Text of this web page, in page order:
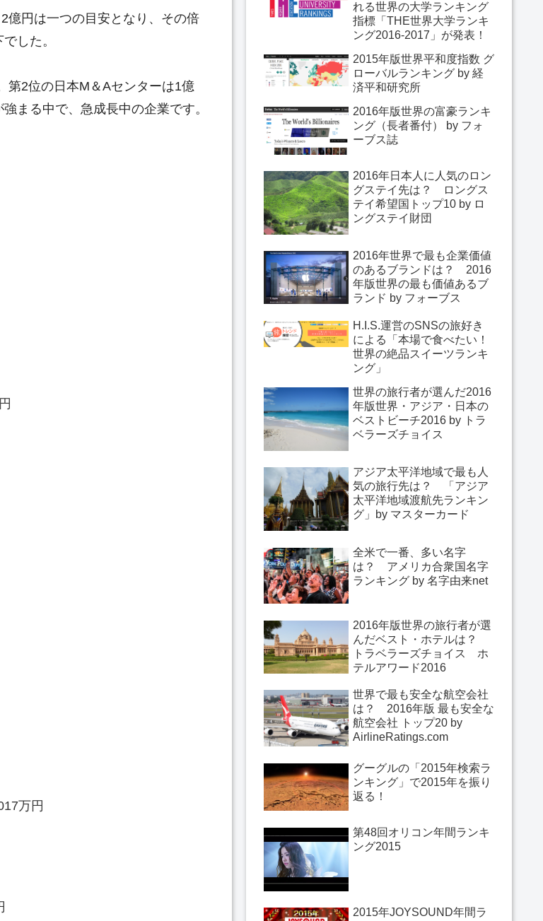
億円は一つの目安となり、その倍
した。
第2位の日本M＆Aセンターは1億
まる中で、急成長中の企業です。
万円
れる世界の大学ランキング
指標「THE世界大学ランキ
ング2016-2017」が発表！
2015年版世界平和度指数 グ
ローバルランキング by 経
済平和研究所
2016年版世界の富豪ランキ
ング（長者番付） by フォ
ーブス誌
2016年日本人に人気のロン
グステイ先は？ ロングス
テイ希望国トップ10 by ロ
ングステイ財団
2016年世界で最も企業価値
のあるブランドは？ 2016
年版世界の最も価値あるブ
ランド by フォーブス
H.I.S.運営のSNSの旅好き
による「本場で食べたい！
世界の絶品スイーツランキ
ング」
世界の旅行者が選んだ2016
年版世界・アジア・日本の
ベストビーチ2016 by トラ
ベラーズチョイス
アジア太平洋地域で最も人
気の旅行先は？ 「アジア
太平洋地域渡航先ランキン
グ」by マスターカード
全米で一番、多い名字
は？ アメリカ合衆国名字
ランキング by 名字由来net
2016年版世界の旅行者が選
んだベスト・ホテルは？
トラベラーズチョイス ホ
テルアワード2016
世界で最も安全な航空会社
は？ 2016年版 最も安全な
航空会社 トップ20 by
AirlineRatings.com
グーグルの「2015年検索ラ
ンキング」で2015年を振り
返る！
第48回オリコン年間ランキ
ング2015
2015年JOYSOUND年間ラ